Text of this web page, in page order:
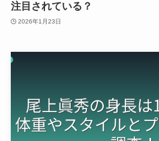
注目されている？
2026年1月23日